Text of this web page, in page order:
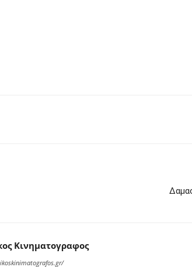
Κινηματογραφος